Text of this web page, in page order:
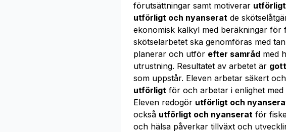
förutsättningar samt motiverar
utförligt och nyanserat de
ekonomisk kalkyl med beräkningar för
skötselarbetet ska genomföras med
planerar och utför efter samråd med
utrustning. Resultatet av arbetet är gott
som uppstår. Eleven arbetar säkert
utförligt för och arbetar i enlighet
Eleven redogör utförligt och
också utförligt och nyanserat för
och hälsa påverkar tillväxt och